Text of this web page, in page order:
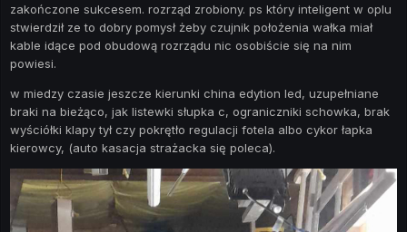
zakończone sukcesem. rozrząd zrobiony. ps który inteligent w oplu
stwierdził ze to dobry pomysł żeby czujnik położenia wałka miał
kable idące pod obudową rozrządu nic osobiście się na nim
powiesi.
w miedzy czasie jeszcze kierunki china edytion led, uzupełniane
braki na bieżąco, jak listewki słupka c, ograniczniki schowka, brak
wyściółki klapy tył czy pokrętło regulacji fotela albo cykor łapka
kierowcy, (auto kasacja strażacka się poleca).